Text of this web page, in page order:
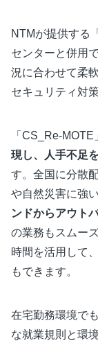
NTMが提供する
センターと併用
況に合わせて柔
セキュリティ対
「CS_Re-MOTE
現し、人手不足
す。全国に分散
や自然災害に強
ンドからアウト
の業務もスムー
時間を活用して
もできます。
在宅勤務環境で
な就業規則と環